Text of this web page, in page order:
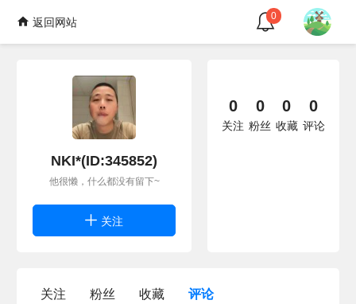
返回网站 0
NKI*(ID:345852)
他很懒，什么都没有留下~
关注
0
关注
0
粉丝
0
收藏
0
评论
关注 粉丝 收藏 评论